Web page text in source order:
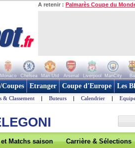
A retenir : Palmarès Coupe du
Monaco Chelsea Man Utd Arsenal Liverpool ManCity
Etranger Coupe d'Europe Les
& Classement | Buteurs | Calendrier |
Matchs saison Carrière & Sélections